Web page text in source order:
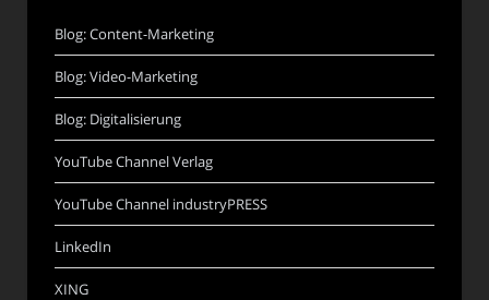
Blog: Content-Marketing
Blog: Video-Marketing
Blog: Digitalisierung
YouTube Channel Verlag
YouTube Channel industryPRESS
LinkedIn
XING